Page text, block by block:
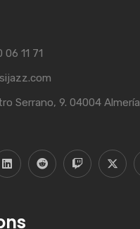
11 71
Serrano, 9. 04004 Almería